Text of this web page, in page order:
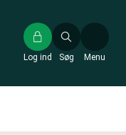
Søg
Log ind Menu